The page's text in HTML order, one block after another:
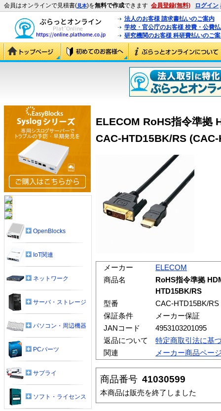
会員はオンラインで見積書(見本)を無料で作成できます 会員登録(無料) ログイン
法人のお客様 請求書払いのご案内
学校・官公庁のお客様 校費・公費
研究機関のお客様 科研費払いのご
ELECOM RoHS指令準拠
CAC-HTD15BK/RS
メーカー
ELECOM
商品名
RoHS指令準拠
HTD15BK/RS
型番
CAC-HTD15BK/RS
保証条件
メーカー保証
JANコード
4953103201095
返品について
特定商取引法に基
関連
メーカー商品ペー
商品番号 41030599
本商品は販売を終了しました
OpenBlocks
IoT関連
ネットワーク
サーバ・ストレージ
パソコン・周辺機器
PCパーツ
サプライ
ソフト・ライセンス